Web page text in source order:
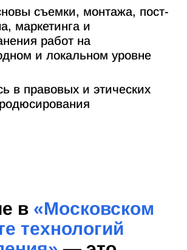
съемки, монтажа, пост-
маркетинга и
работ на
и локальном уровне
в правовых и этических
в «Московском
технологий